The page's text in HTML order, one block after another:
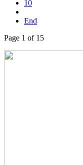
10
End
Page 1 of 15